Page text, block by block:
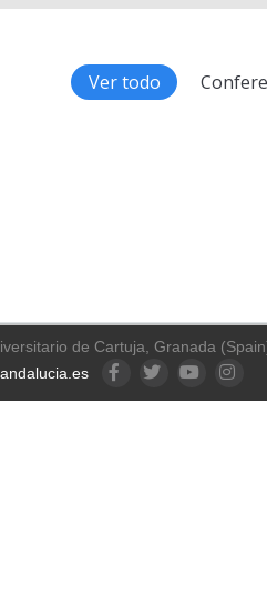
Ver todo
de Cartuja, Granada
FacebookTwitterYouTubeInstagram